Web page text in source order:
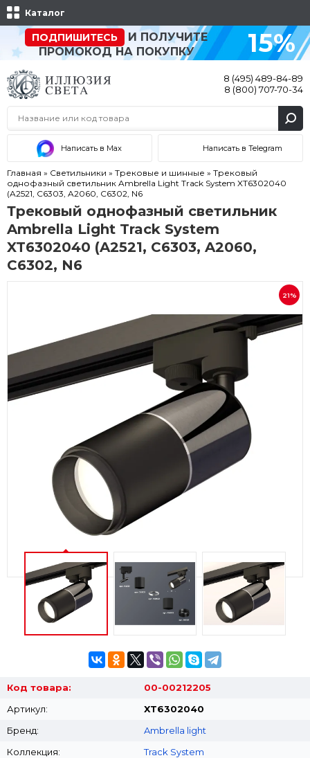
Каталог
ПОДПИШИТЕСЬ
И ПОЛУЧИТЕ
ПРОМОКОД НА ПОКУПКУ
15%
8 (495) 489-84-89
8 (800) 707-70-34
Написать в Max Написать в Telegram
Главная » Светильники » Трековые и шинные » Трековый
однофазный светильник Ambrella Light Track System XT6302040
(A2521, C6303, A2060, C6302, N6
Трековый однофазный светильник
Ambrella Light Track System
XT6302040 (A2521, C6303, A2060,
C6302, N6
21%
Код товара:
00-00212205
Артикул:
XT6302040
Бренд:
Ambrella light
Коллекция:
Track System